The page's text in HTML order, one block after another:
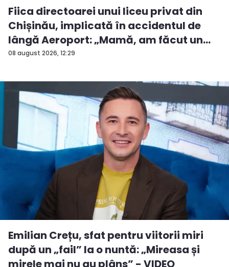
08 august 2026, 12:29
Fiica directoarei unui liceu privat din
Chișinău, implicată în accidentul de
lângă Aeroport: „Mamă, am făcut un
ac...
Emilian Crețu, sfat pentru viitorii miri
după un „fail” la o nuntă: „Mireasa și
mirele mai nu au plâns” - VIDEO